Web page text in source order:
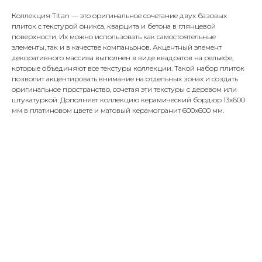
Коллекция Titan — это оригинальное сочетание двух базовых
плиток с текстурой оникса, кварцита и бетона в глянцевой
поверхности. Их можно использовать как самостоятельные
элементы, так и в качестве компаньонов. Акцентный элемент
декоративного массива выполнен в виде квадратов на рельефе,
которые объединяют все текстуры коллекции. Такой набор плиток
позволит акцентировать внимание на отдельных зонах и создать
оригинальное пространство, сочетая эти текстуры с деревом или
штукатуркой. Дополняет коллекцию керамический бордюр 13х600
мм в платиновом цвете и матовый керамогранит 600x600 мм.